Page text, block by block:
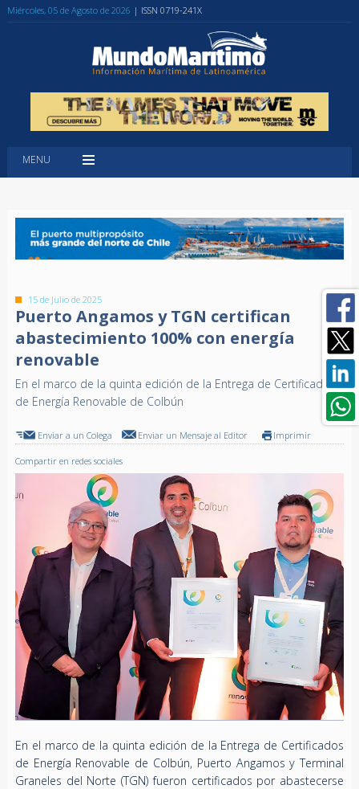
Miércoles, 05 de Agosto de 2026 | ISSN 0719-241X
MENU
15 de Julio de 2025
Puerto Angamos y TGN certifican
abastecimiento 100% con energía
renovable
En el marco de la quinta edición de la Entrega de Certificados
de Energía Renovable de Colbún
Enviar a un Colega Enviar un Mensaje al Editor Imprimir
Compartir en redes sociales
En el marco de la quinta edición de la Entrega de Certificados
de Energía Renovable de Colbún, Puerto Angamos y Terminal
Graneles del Norte (TGN) fueron certificados por abastecerse